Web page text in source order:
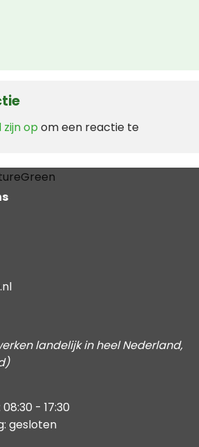
op om een reactie te
landelijk in heel Nederland,
- 17:30
gesloten